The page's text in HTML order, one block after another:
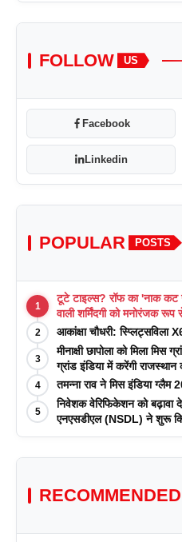
FOLLOW US
Facebook
Linkedin
POPULAR POSTS
1
टूटे टाइल्स? रॉफ का 'नाक कट
वाली शर्मिंदगी को मनोरंजक
2 आकांक्षा चौधरी: स्प्लिट्सविला
3
मीनाक्षी छापोला को मिला
ग्रांड इंडिया में करेंगी राजस्थान
4 तमन्ना राव ने मिस इंडिया ग्लैम
5
निवेशक वेरिफिकेशन को
एनएसडीएल (NSDL) ने शुरू
RECOMMENDED